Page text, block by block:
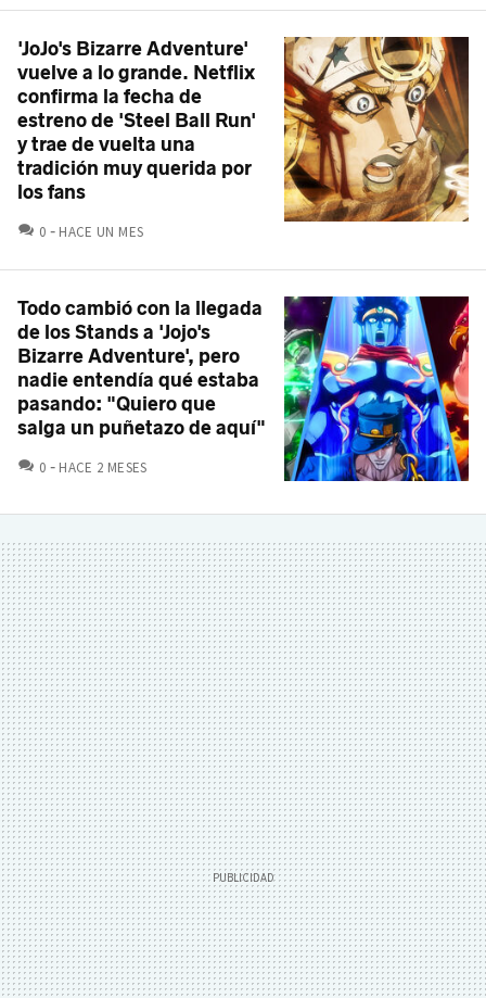
'JoJo's Bizarre Adventure'
vuelve a lo grande. Netflix
confirma la fecha de
estreno de 'Steel Ball Run'
y trae de vuelta una
tradición muy querida por
los fans
0 COMENTARIOS
HACE UN MES
Todo cambió con la llegada
de los Stands a 'Jojo's
Bizarre Adventure', pero
nadie entendía qué estaba
pasando: "Quiero que
salga un puñetazo de aquí"
0 COMENTARIOS
HACE 2 MESES